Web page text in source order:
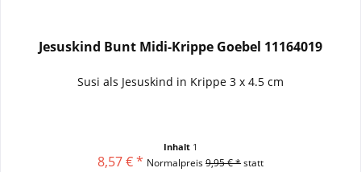
Jesuskind Bunt Midi-Krippe Goebel 11164019
Susi als Jesuskind in Krippe 3 x 4.5 cm
Inhalt 1
8,57 € * Normalpreis9,95 € *statt